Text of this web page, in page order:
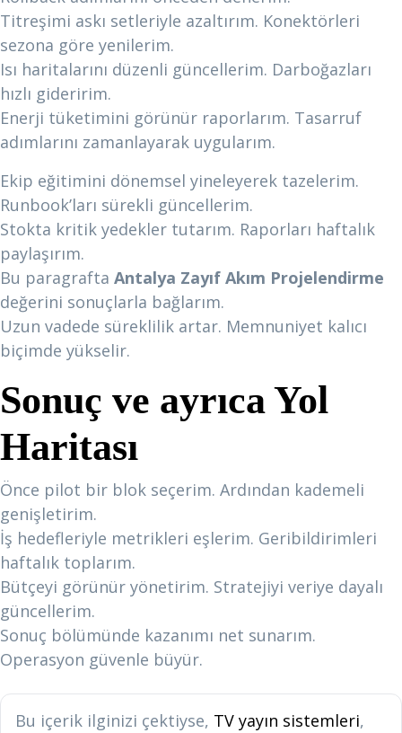
Titreşimi askı setleriyle azaltırım. Konektörleri
sezona göre yenilerim.
Isı haritalarını düzenli güncellerim. Darboğazları
hızlı gideririm.
Enerji tüketimini görünür raporlarım. Tasarruf
adımlarını zamanlayarak uygularım.
Ekip eğitimini dönemsel yineleyerek tazelerim.
Runbook’ları sürekli güncellerim.
Stokta kritik yedekler tutarım. Raporları haftalık
paylaşırım.
Bu paragrafta Antalya Zayıf Akım Projelendirme
değerini sonuçlarla bağlarım.
Uzun vadede süreklilik artar. Memnuniyet kalıcı
biçimde yükselir.
Sonuç ve ayrıca Yol
Haritası
Önce pilot bir blok seçerim. Ardından kademeli
genişletirim.
İş hedefleriyle metrikleri eşlerim. Geribildirimleri
haftalık toplarım.
Bütçeyi görünür yönetirim. Stratejiyi veriye dayalı
güncellerim.
Sonuç bölümünde kazanımı net sunarım.
Operasyon güvenle büyür.
Bu içerik ilginizi çektiyse, TV yayın sistemleri,